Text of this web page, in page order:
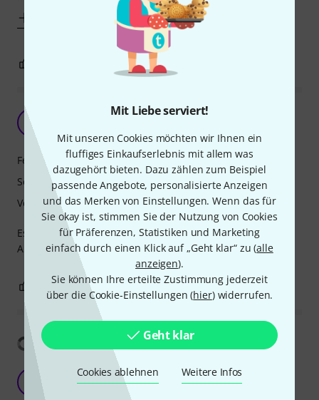
Mit Liebe serviert!
Mit unseren Cookies möchten wir Ihnen ein
fluffiges Einkaufserlebnis mit allem was
dazugehört bieten. Dazu zählen zum Beispiel
passende Angebote, personalisierte Anzeigen
und das Merken von Einstellungen. Wenn das für
Sie okay ist, stimmen Sie der Nutzung von Cookies
für Präferenzen, Statistiken und Marketing
einfach durch einen Klick auf „Geht klar“ zu (alle
anzeigen).
Sie können Ihre erteilte Zustimmung jederzeit
über die Cookie-Einstellungen (hier) widerrufen.
Geht klar
Cookies ablehnen Weitere Infos
BEWERTUNG MELDEN
P Roland FR-1x R
Es ist wichtig für mich zu jeder Tageszeit mit Kopfhörer
Akkordeonstücke in sehr guter Qualität üben zu können.
Features
Sound
Verarbeitung
2 BEWERTUNG MELDEN
Übersetzung anzeigen
Excellent does everything
F. 29.11.2013